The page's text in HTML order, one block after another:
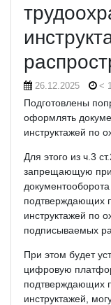
26.12.2025 <
Подготовлены
оформлять
инструктажей по
Для этого из ч.3
запрещающую
подтверждающих
инструктажей по
подписываемых
При этом будет
цифровую
подтверждающих
инструктажей,